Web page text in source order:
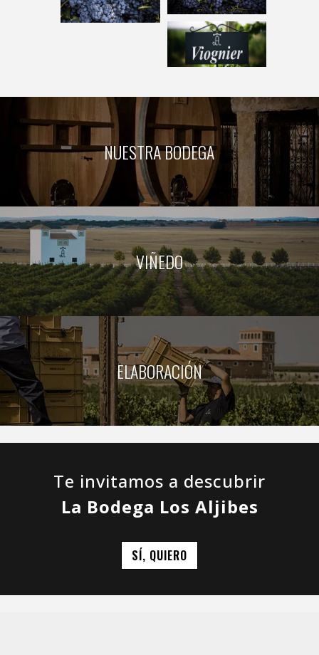
NUESTRA BODEGA
VIÑEDO
ELABORACIÓN
Te invitamos a descubrir
La Bodega Los Aljibes
SÍ, QUIERO